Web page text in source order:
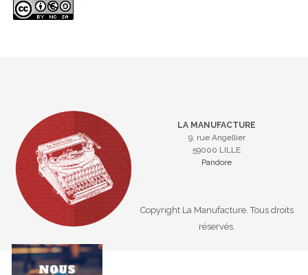
LA MANUFACTURE
9, rue Angellier
59000 LILLE
Pandore
Copyright La Manufacture. Tous droits
réservés.